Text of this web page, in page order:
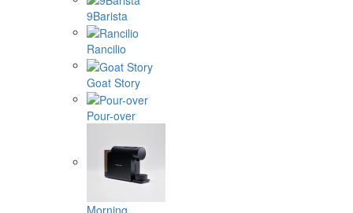
9Barista
Rancilio
Goat Story
Pour-over
Morning